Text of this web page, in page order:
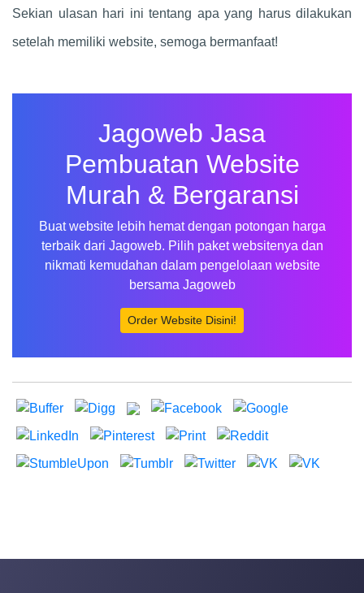
Sekian ulasan hari ini tentang apa yang harus dilakukan
setelah memiliki website, semoga bermanfaat!
Jagoweb Jasa
Pembuatan Website
Murah & Bergaransi
Buat website lebih hemat dengan potongan harga
terbaik dari Jagoweb. Pilih paket websitenya dan
nikmati kemudahan dalam pengelolaan website
bersama Jagoweb
Order Website Disini!